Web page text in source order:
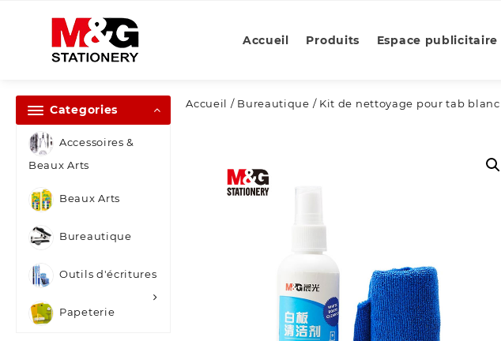
Accueil Produits Espace publicitaire
Categories
Accessoires &
Beaux Arts
Beaux Arts
Bureautique
Outils d'écritures
Papeterie
Accueil / Bureautique / Kit de nettoyage pour tab blanc